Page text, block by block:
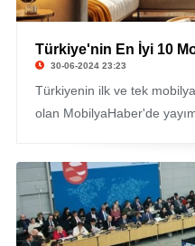
Türkiye'nin En İyi 10
30-06-2024 23:23
Türkiyenin ilk ve tek
olan MobilyaHaber'de